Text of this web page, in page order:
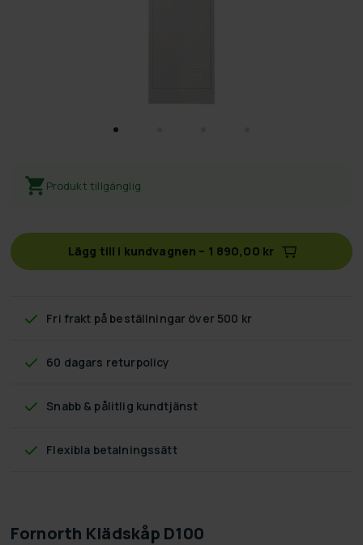
Produkt tillgänglig
Lägg till i kundvagnen – 1 890,00 kr
Fri frakt på beställningar över 500 kr
60 dagars returpolicy
Snabb & pålitlig kundtjänst
Flexibla betalningssätt
Fornorth Klädskåp D100